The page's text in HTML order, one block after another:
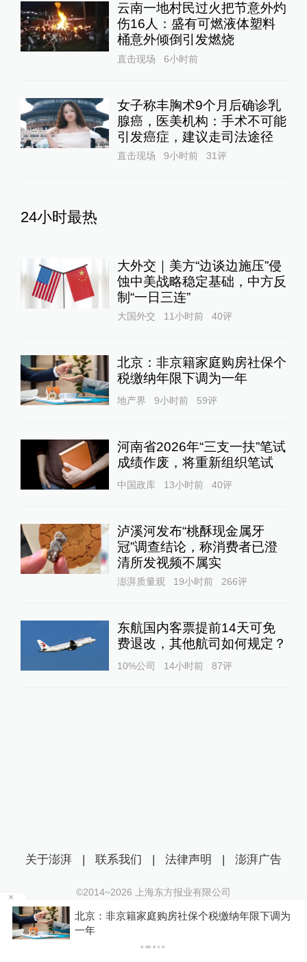
云南一地村民过火把节意外灼
伤16人：盛有可燃液体塑料
桶意外倾倒引发燃烧
直击现场 6小时前
女子称丰胸术9个月后确诊乳
腺癌，医美机构：手术不可能
引发癌症，建议走司法途径
直击现场 9小时前 31评
24小时最热
大外交｜美方“边谈边施压”侵
蚀中美战略稳定基础，中方反
制“一日三连”
大国外交 11小时前 40评
北京：非京籍家庭购房社保个
税缴纳年限下调为一年
地产界 9小时前 59评
河南省2026年“三支一扶”笔试
成绩作废，将重新组织笔试
中国政库 13小时前 40评
泸溪河发布“桃酥现金属牙
冠”调查结论，称消费者已澄
清所发视频不属实
澎湃质量观 19小时前 266评
东航国内客票提前14天可免
费退改，其他航司如何规定？
10%公司 14小时前 87评
湖南衡阳蒸湘区住建局民生服务热线刚开通两天
就出现故障，官方：正抢修
关于澎湃 | 联系我们 | 法律声明 | 澎湃广告
©2014~2026 上海东方报业有限公司
沪ICP证：沪B2-20170116 | 沪ICP备14003370号
互联网新闻信息服务许可证：31120170006
沪公网安备 31010602000299号